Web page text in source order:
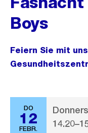
Boys
Feiern Sie mit
DO
12
FEBR.